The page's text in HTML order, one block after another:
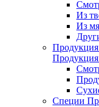
Из
Из
Продукция
Продукция
Специи